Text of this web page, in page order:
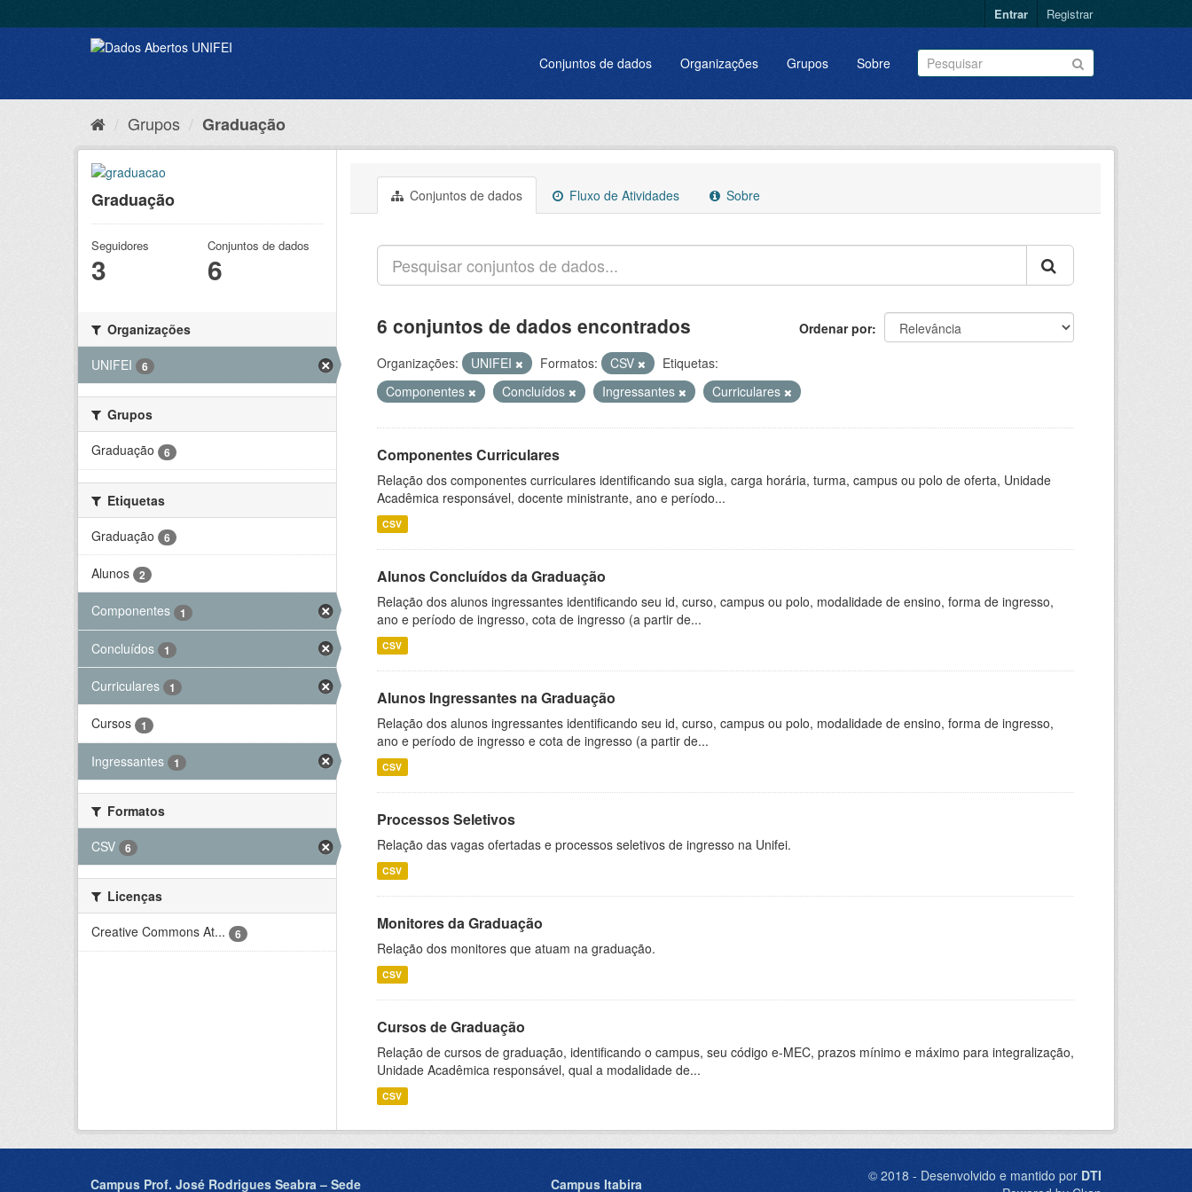
Entrar Registrar
Conjuntos de dados Organizações Grupos Sobre
Grupos Graduação
Graduação
Seguidores
3
Conjuntos de dados
6
Organizações
UNIFEI
6
Grupos
Graduação
6
Etiquetas
Graduação
6
Alunos 2
Componentes 1
Concluídos 1
Curriculares 1
Cursos 1
Ingressantes 1
Formatos
CSV
6
Licenças
Creative Commons At...
6
Conjuntos de dados Fluxo de Atividades Sobre
Ordenar por
6 conjuntos de dados encontrados
Organizações: UNIFEI Formatos: CSV
Etiquetas:
Componentes
Concluídos Ingressantes Curriculares
Componentes Curriculares
Relação dos componentes curriculares identificando sua sigla, carga horária, turma, campus ou polo de oferta, Unidade
Acadêmica responsável, docente ministrante, ano e período...
CSV
Alunos Concluídos da Graduação
Relação dos alunos ingressantes identificando seu id, curso, campus ou polo, modalidade de ensino, forma de ingresso,
ano e período de ingresso, cota de ingresso (a partir de...
CSV
Alunos Ingressantes na Graduação
Relação dos alunos ingressantes identificando seu id, curso, campus ou polo, modalidade de ensino, forma de ingresso,
ano e período de ingresso e cota de ingresso (a partir de...
CSV
Processos Seletivos
Relação das vagas ofertadas e processos seletivos de ingresso na Unifei.
CSV
Monitores da Graduação
Relação dos monitores que atuam na graduação.
CSV
Cursos de Graduação
Relação de cursos de graduação, identificando o campus, seu código e-MEC, prazos mínimo e máximo para integralização,
Unidade Acadêmica responsável, qual a modalidade de...
CSV
Campus Prof. José Rodrigues Seabra – Sede Campus Itabira © 2018 - Desenvolvido e mantido por DTI